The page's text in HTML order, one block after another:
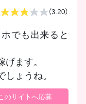
（3.20）
でも出来ると
ます。
しょうね。
のサイトへ応募